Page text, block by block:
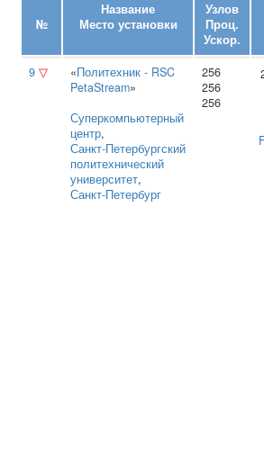
№
Название
Место установки
Узлов
Проц.
Ускор.
9 ▽ «Политехник - RSC
PetaStream»
Суперкомпьютерный
центр,
Санкт‑Петербургский
политехнический
университет,
Санкт-Петербург
256
256
256